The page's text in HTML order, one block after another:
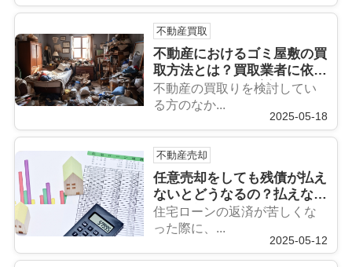
不動産買取
不動産におけるゴミ屋敷の買
取方法とは？買取業者に依頼
するメリットも解説
不動産の買取りを検討してい
る方のなか...
2025-05-18
不動産売却
任意売却をしても残債が払え
ないとどうなるの？払えない
場合の対処法を解説
住宅ローンの返済が苦しくな
った際に、...
2025-05-12